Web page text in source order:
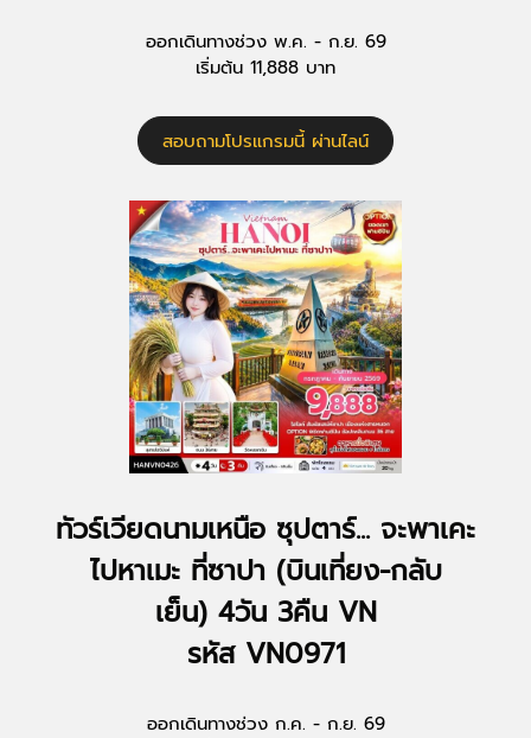
ออกเดินทางช่วง พ.ค. - ก.ย. 69
เริ่มต้น 11,888 บาท
สอบถามโปรแกรมนี้ ผ่านไลน์
ทัวร์เวียดนามเหนือ ซุปตาร์... จะพาเคะ
ไปหาเมะ ที่ซาปา (บินเที่ยง-กลับ
เย็น) 4วัน 3คืน VN
รหัส VN0971
ออกเดินทางช่วง ก.ค. - ก.ย. 69